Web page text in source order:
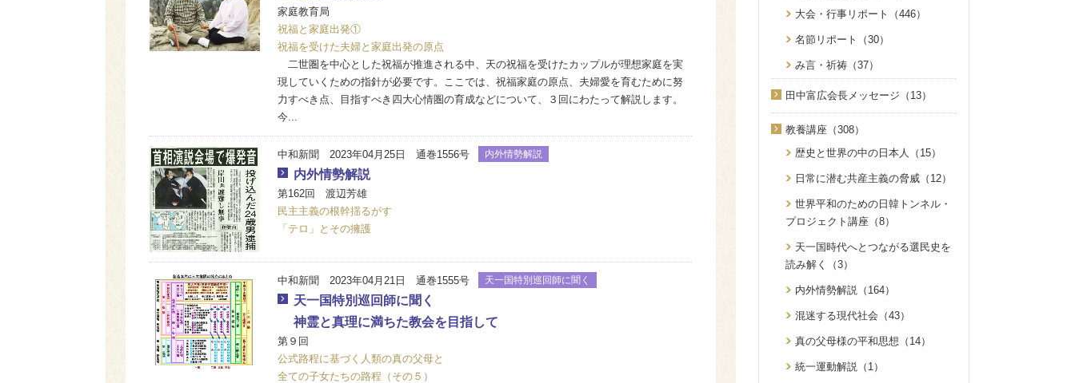
家庭教育局
祝福と家庭出発①
祝福を受けた夫婦と家庭出発の原点
二世圏を中心とした祝福が推進される中、天の祝福を受けたカップルが理想家庭を実
現していくための指針が必要です。ここでは、祝福家庭の原点、夫婦愛を育むために努
力すべき点、目指すべき四大心情圏の育成などについて、３回にわたって解説します。
今...
中和新聞 2023年04月25日 通巻1556号 内外情勢解説
内外情勢解説
第162回 渡辺芳雄
民主主義の根幹揺るがす
「テロ」とその擁護
中和新聞 2023年04月21日 通巻1555号 天一国特別巡回師に聞く
天一国特別巡回師に聞く
神霊と真理に満ちた教会を目指して
第９回
公式路程に基づく人類の真の父母と
全ての子女たちの路程（その５）
大会・行事リポート（446）
名節リポート（30）
み言・祈祷（37）
田中富広会長メッセージ（13）
教養講座（308）
歴史と世界の中の日本人（15）
日常に潜む共産主義の脅威（12）
世界平和のための日韓トンネル・
プロジェクト講座（8）
天一国時代へとつながる選民史を
読み解く（3）
内外情勢解説（164）
混迷する現代社会（43）
真の父母様の平和思想（14）
統一運動解説（1）